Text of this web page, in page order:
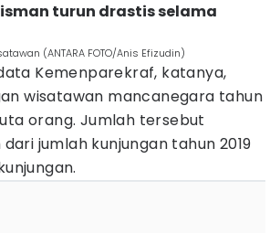
turun drastis selama
(ANTARA FOTO/Anis Efizudin)
Kemenparekraf, katanya,
wisatawan mancanegara tahun
orang. Jumlah tersebut
jumlah kunjungan tahun 2019